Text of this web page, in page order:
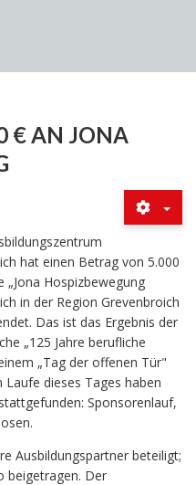
€ AN JONA
hat einen Betrag von 5.000
„Jona Hospizbewegung
in der Region Grevenbroich
Das ist das Ergebnis der
„125 Jahre berufliche
„Tag der offenen Tür"
dieses Tages haben
Sponsorenlauf,
Ausbildungspartner beteiligt;
beigetragen. Der